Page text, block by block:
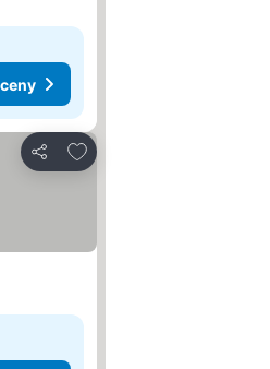
Udostępnij
Dodaj do ulubionych